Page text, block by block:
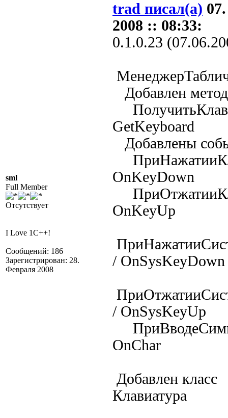
sml
Full Member
Отсутствует
I Love 1С++!
Сообщений: 186
Зарегистрирован: 28.
Февраля 2008
trad писал(а)
2008 :: 08:33:
0.1.0.23
Добавлен метод
GetKeyboard
Добавлены
OnKeyDown
OnKeyUp
/ OnSysKeyDown
/ OnSysKeyUp
OnChar
Добавлен класс
Клавиатура